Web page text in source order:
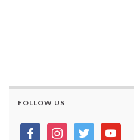
FOLLOW US
facebookinstagramtwitter youtube